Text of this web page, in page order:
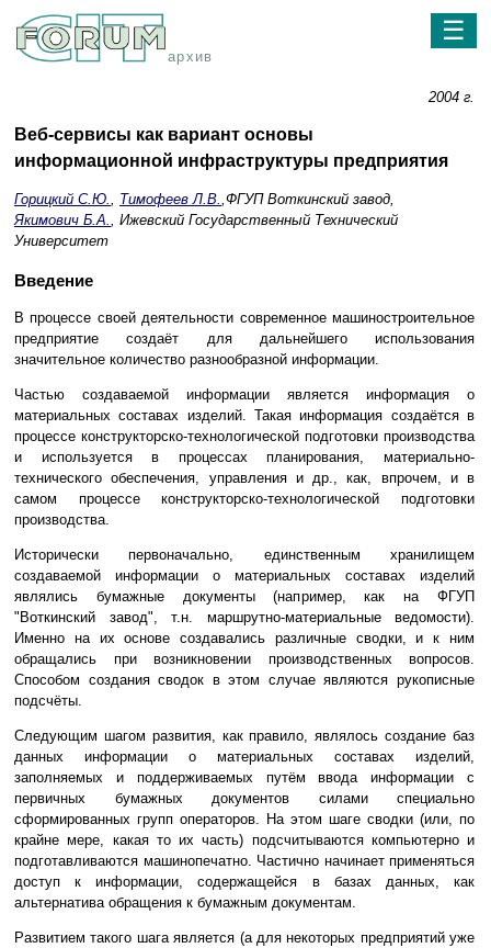
архив
☰
2004 г.
Веб-сервисы как вариант основы
информационной инфраструктуры предприятия
Горицкий С.Ю., Тимофеев Л.В.,ФГУП Воткинский завод,
Якимович Б.А., Ижевский Государственный Технический
Университет
Введение
В процессе своей деятельности современное машиностроительное
предприятие создаёт для дальнейшего использования
значительное количество разнообразной информации.
Частью создаваемой информации является информация о
материальных составах изделий. Такая информация создаётся в
процессе конструкторско-технологической подготовки производства
и используется в процессах планирования, материально-
технического обеспечения, управления и др., как, впрочем, и в
самом процессе конструкторско-технологической подготовки
производства.
Исторически первоначально, единственным хранилищем
создаваемой информации о материальных составах изделий
являлись бумажные документы (например, как на ФГУП
"Воткинский завод", т.н. маршрутно-материальные ведомости).
Именно на их основе создавались различные сводки, и к ним
обращались при возникновении производственных вопросов.
Способом создания сводок в этом случае являются рукописные
подсчёты.
Следующим шагом развития, как правило, являлось создание баз
данных информации о материальных составах изделий,
заполняемых и поддерживаемых путём ввода информации с
первичных бумажных документов силами специально
сформированных групп операторов. На этом шаге сводки (или, по
крайне мере, какая то их часть) подсчитываются компьютерно и
подготавливаются машинопечатно. Частично начинает применяться
доступ к информации, содержащейся в базах данных, как
альтернатива обращения к бумажным документам.
Развитием такого шага является (а для некоторых предприятий уже